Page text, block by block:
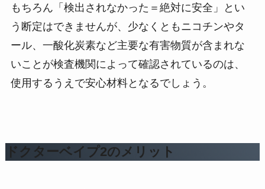
もちろん「検出されなかった＝絶対に安全」とい
う断定はできませんが、少なくともニコチンやタ
ール、一酸化炭素など主要な有害物質が含まれな
いことが検査機関によって確認されているのは、
使用するうえで安心材料となるでしょう。
ドクターベイプ2のメリット